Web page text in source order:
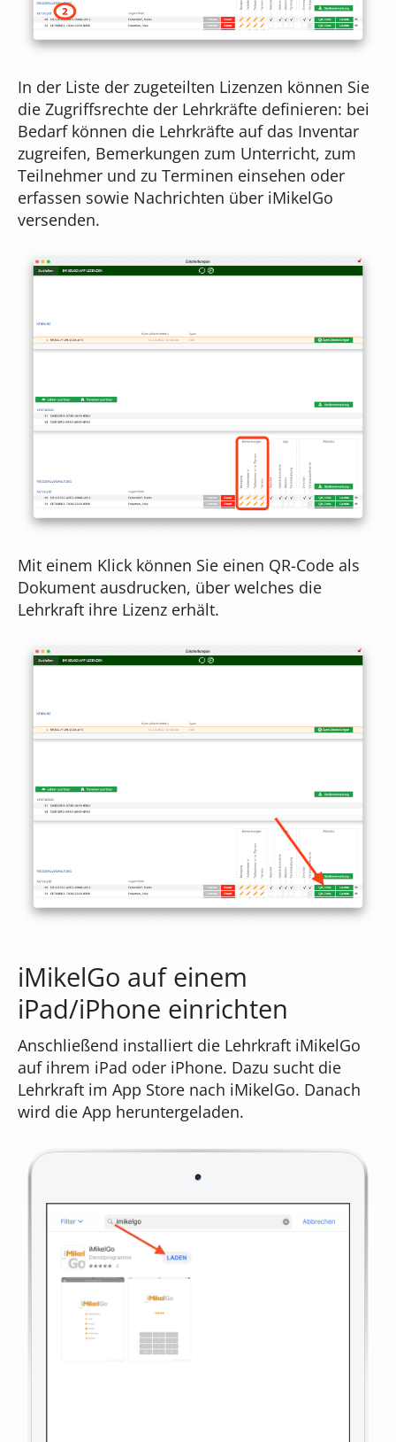
In der Liste der zugeteilten Lizenzen können Sie
die Zugriffsrechte der Lehrkräfte definieren: bei
Bedarf können die Lehrkräfte auf das Inventar
zugreifen, Bemerkungen zum Unterricht, zum
Teilnehmer und zu Terminen einsehen oder
erfassen sowie Nachrichten über iMikelGo
versenden.
Mit einem Klick können Sie einen QR-Code als
Dokument ausdrucken, über welches die
Lehrkraft ihre Lizenz erhält.
iMikelGo auf einem
iPad/iPhone einrichten
Anschließend installiert die Lehrkraft iMikelGo
auf ihrem iPad oder iPhone. Dazu sucht die
Lehrkraft im App Store nach iMikelGo. Danach
wird die App heruntergeladen.